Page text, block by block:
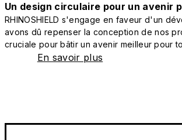
Un design circulaire pour un avenir
RHINOSHIELD s'engage en faveur d'un
avons dû repenser la conception de nos
cruciale pour bâtir un avenir meilleur pour
En savoir plus